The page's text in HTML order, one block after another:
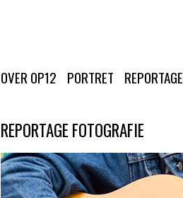
OVER OP12 PORTRET REPORTAGE
REPORTAGE FOTOGRAFIE